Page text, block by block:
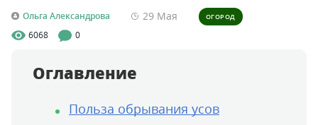
Ольга Александрова 29 Мая ОГОРОД
6068 0
Оглавление
Польза обрывания усов